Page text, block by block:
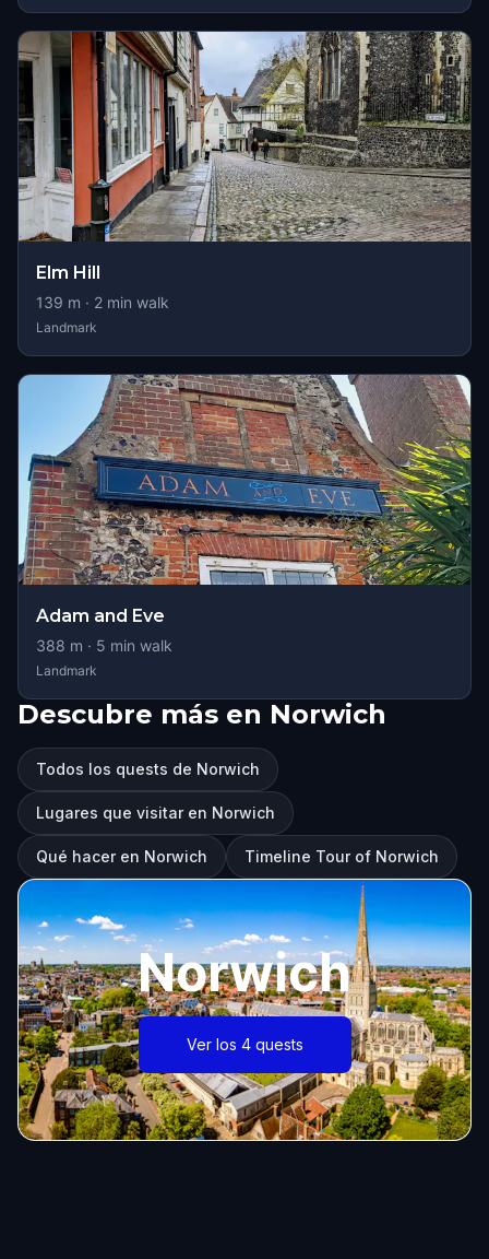
Elm Hill
139 m · 2 min walk
Landmark
Adam and Eve
388 m · 5 min walk
Landmark
Descubre más en Norwich
Todos los quests de Norwich
Lugares que visitar en Norwich
Qué hacer en Norwich Timeline Tour of Norwich
Norwich
Ver los 4 quests